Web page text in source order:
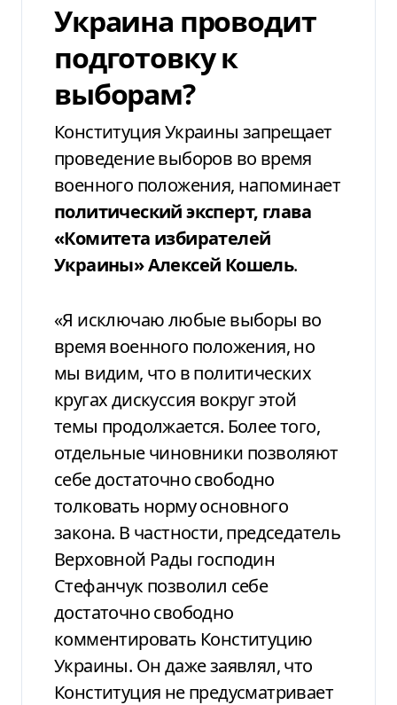
Украина проводит
подготовку к
выборам?
Конституция Украины запрещает
проведение выборов во время
военного положения, напоминает
политический эксперт, глава
«Комитета избирателей
Украины» Алексей Кошель.
«Я исключаю любые выборы во
время военного положения, но
мы видим, что в политических
кругах дискуссия вокруг этой
темы продолжается. Более того,
отдельные чиновники позволяют
себе достаточно свободно
толковать норму основного
закона. В частности, председатель
Верховной Рады господин
Стефанчук позволил себе
достаточно свободно
комментировать Конституцию
Украины. Он даже заявлял, что
Конституция не предусматривает